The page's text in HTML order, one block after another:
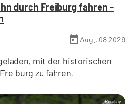
durch Freiburg fahren -
today Aug., 08 2026
mit der historischen
zu fahren.
Pixabay